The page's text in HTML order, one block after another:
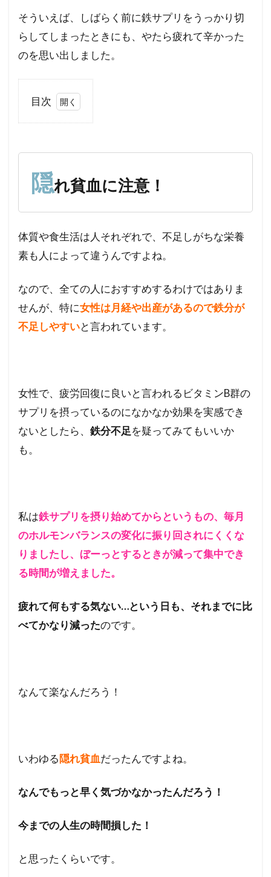
そういえば、しばらく前に鉄サプリをうっかり切
らしてしまったときにも、やたら疲れて辛かった
のを思い出しました。
目次
意！
2
プ
を
る
時
に
気
い
こ
と
隠れ貧血に注意！
体質や食生活は人それぞれで、不足しがちな栄養
素も人によって違うんですよね。
なので、全ての人におすすめするわけではありま
せんが、特に女性は月経や出産があるので鉄分が
不足しやすいと言われています。
女性で、疲労回復に良いと言われるビタミンB群の
サプリを摂っているのになかなか効果を実感でき
ないとしたら、 鉄分不足を疑ってみてもいいか
も。
私は鉄サプリを摂り始めてからというもの、毎月
のホルモンバランスの変化に振り回されにくくな
りましたし、ぼーっとするときが減って集中でき
る時間が増えました。
疲れて何もする気ない…という日も、それまでに比
べてかなり減ったのです。
なんて楽なんだろう！
いわゆる隠れ貧血だったんですよね。
なんでもっと早く気づかなかったんだろう！
今までの人生の時間損した！
と思ったくらいです。